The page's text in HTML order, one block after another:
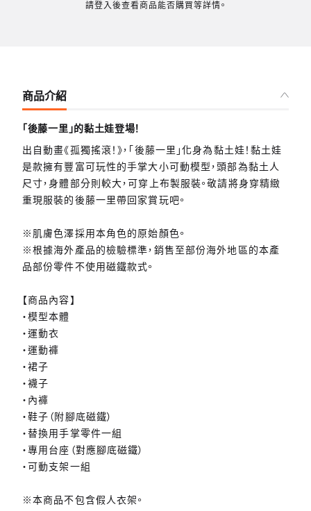
請登入後查看商品能否購買等詳情。
商品介紹
「後藤一里」的黏土娃登場！
出自動畫《孤獨搖滾！》，「後藤一里」化身為黏土娃！黏土娃
是款擁有豐富可玩性的手掌大小可動模型，頭部為黏土人
尺寸，身體部分則較大，可穿上布製服裝。敬請將身穿精緻
重現服裝的後藤一里帶回家賞玩吧。
※肌膚色澤採用本角色的原始顏色。
※根據海外產品的檢驗標準，銷售至部份海外地區的本產
品部份零件不使用磁鐵款式。
【商品內容】
・模型本體
・運動衣
・運動褲
・裙子
・襪子
・內褲
・鞋子（附腳底磁鐵）
・替換用手掌零件一組
・專用台座（對應腳底磁鐵）
・可動支架一組
※本商品不包含假人衣架。